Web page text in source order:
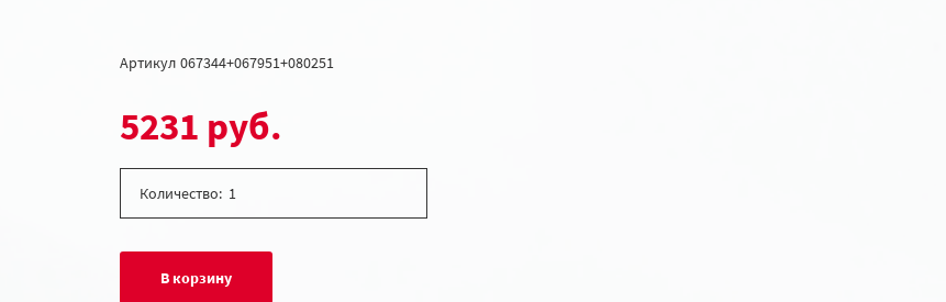
Артикул 067344+067951+080251
5231 руб.
Количество:
В корзину